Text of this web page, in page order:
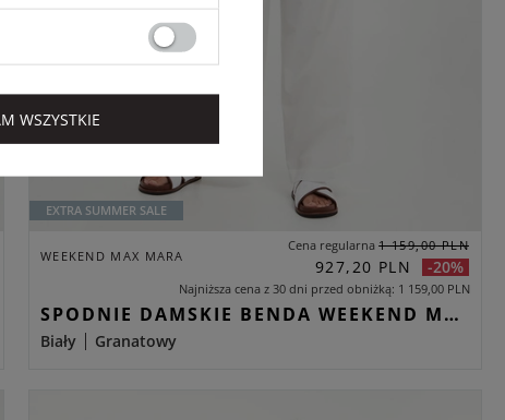
EXTRA SUMMER SALE
WEEKEND MAX MARA
Cena regularna 1 159,00 PLN
927,20 PLN -20%
Najniższa cena z 30 dni przed obniżką 1 159,00 PLN
SPODNIE DAMSKIE BENDA WEEKEND MAX MARA BIAŁY PALAZZO
Biały Granatowy
WSZYSTKIE